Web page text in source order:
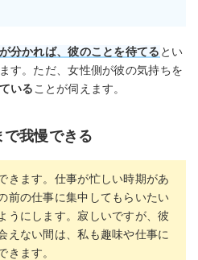
分かれば、彼のことを待てる とい
す。ただ、女性側が彼の気持ちを
いる ことが伺えます。
我慢できる
きます。仕事が忙しい時期があ
前の仕事に集中してもらいたい
うにします。寂しいですが、彼
えない間は、私も趣味や仕事に
きます。